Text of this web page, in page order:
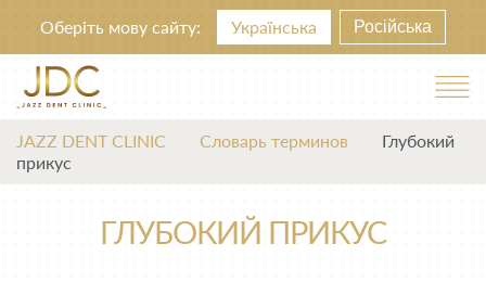
Оберіть мову сайту: Українська Російська
JAZZ DENT CLINIC Словарь терминов
Глубокий
прикус
ГЛУБОКИЙ ПРИКУС